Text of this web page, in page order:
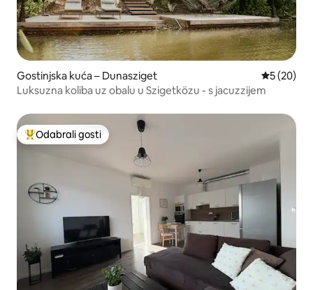
Gostinjska kuća – Dunasziget Prosječna
5 (20)
Luksuzna koliba uz obalu u Szigetközu - s jacuzzijem
Među najviše rangiranima s oznakom „Odabrali gosti”
Odabrali gosti